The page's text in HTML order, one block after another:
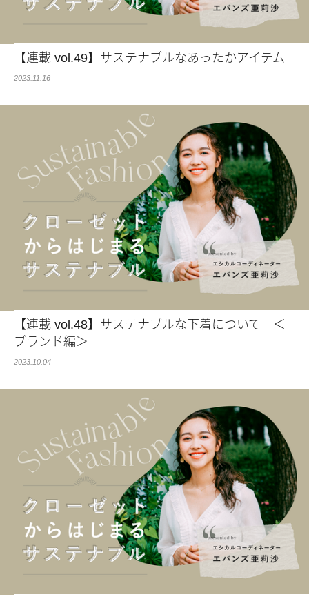
【連載 vol.49】サステナブルなあったかアイテム
2023.11.16
【連載 vol.48】サステナブルな下着について ＜
ブランド編＞
2023.10.04